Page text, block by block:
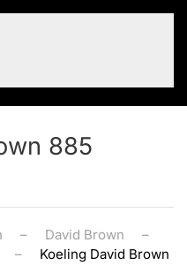
885
David Brown
Koeling David Brown